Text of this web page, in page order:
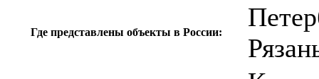
Где представлены объекты в России: